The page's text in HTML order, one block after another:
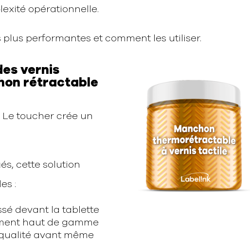
opérationnelle.
plus performantes et comment les utiliser.
vernis
rétractable
Le toucher crée un
cette solution
:
devant la tablette
haut de gamme
avant même